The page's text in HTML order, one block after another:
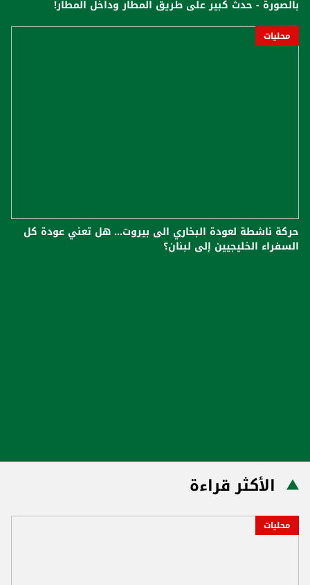
بالصورة - حدث كبير على طريق المطار وداخل المطار!
محليات
حركة ناشطة لعودة البخاري الى بيروت... هل تعني عودة كل
السفراء الخليجيين إلى لبنان؟
الأكثر قراءة
محليات